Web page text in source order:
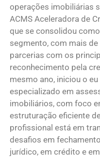
operações imobiliárias
ACMS Aceleradora de
que se consolidou
segmento, com mais
parcerias com os
reconhecimento pela
mesmo ano, iniciou o
especializado em
imobiliários, com foco
estruturação eficiente
profissional está em
desafios em
jurídico, em crédito e